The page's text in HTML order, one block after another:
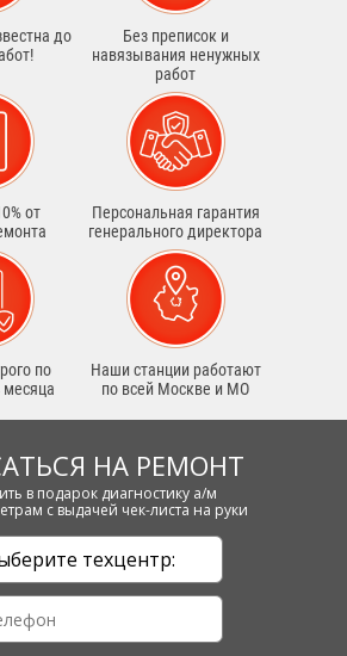
до
Без преписок и
навязывания ненужных
работ
от
Персональная гарантия
генерального директора
по
месяца
Наши станции работают
по всей Москве и МО
НА РЕМОНТ
в подарок диагностику а/м
с выдачей чек-листа на руки